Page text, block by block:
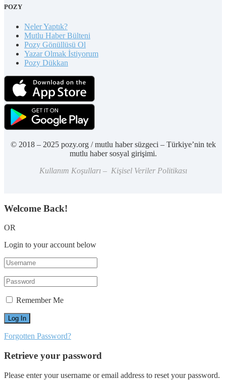
POZY
Neler Yaptık?
Mutlu Haber Bülteni
Pozy Gönüllüsü Ol
Yazar Olmak İstiyorum
Pozy Dükkan
© 2018 – 2025 pozy.org / mutlu haber süzgeci – Türkiye’nin tek
mutlu haber sosyal girişimi.
Kullanım Koşulları – Kişisel Veriler Politikası
Welcome Back!
OR
Login to your account below
Remember Me
Forgotten Password?
Retrieve your password
Please enter your username or email address to reset your password.